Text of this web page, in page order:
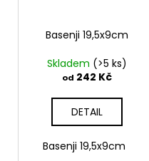
Basenji 19,5x9cm
Skladem (>5 ks)
od 242 Kč
DETAIL
Basenji 19,5x9cm